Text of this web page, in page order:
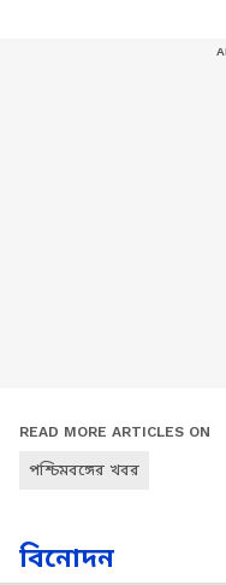
READ MORE ARTICLES ON
পশ্চিমবঙ্গের খবর
বিনোদন